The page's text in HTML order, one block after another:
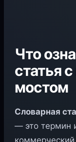
Что
статья
мостом
Словарная
— это термин